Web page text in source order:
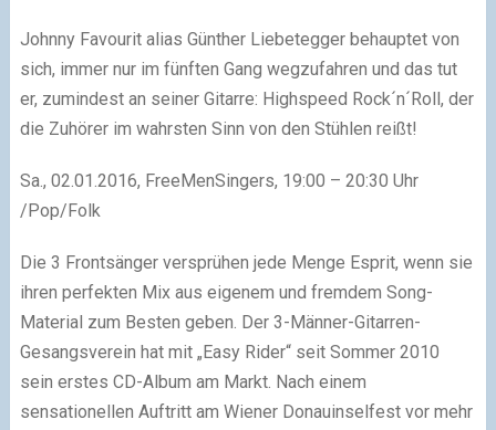
Johnny Favourit alias Günther Liebetegger behauptet von
sich, immer nur im fünften Gang wegzufahren und das tut
er, zumindest an seiner Gitarre: Highspeed Rock´n´Roll, der
die Zuhörer im wahrsten Sinn von den Stühlen reißt!
Sa., 02.01.2016, FreeMenSingers, 19:00 – 20:30 Uhr
/Pop/Folk
Die 3 Frontsänger versprühen jede Menge Esprit, wenn sie
ihren perfekten Mix aus eigenem und fremdem Song-
Material zum Besten geben. Der 3-Männer-Gitarren-
Gesangsverein hat mit „Easy Rider“ seit Sommer 2010
sein erstes CD-Album am Markt. Nach einem
sensationellen Auftritt am Wiener Donauinselfest vor mehr